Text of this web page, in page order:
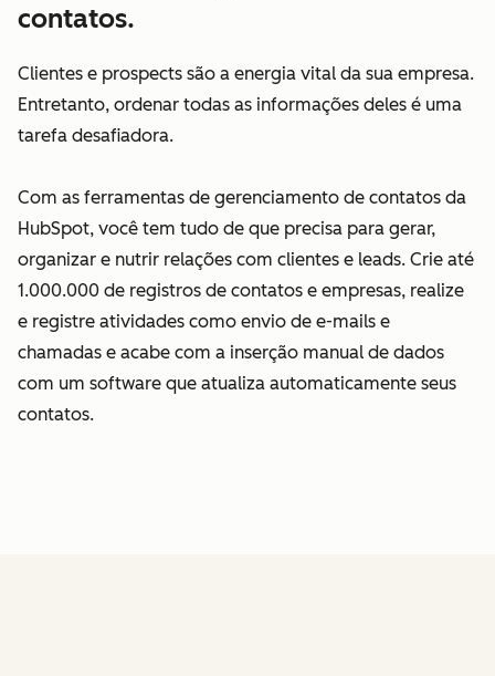
contatos.
Clientes e prospects são a energia vital da sua empresa.
Entretanto, ordenar todas as informações deles é uma
tarefa desafiadora.
Com as ferramentas de gerenciamento de contatos da
HubSpot, você tem tudo de que precisa para gerar,
organizar e nutrir relações com clientes e leads. Crie até
1.000.000 de registros de contatos e empresas, realize
e registre atividades como envio de e-mails e
chamadas e acabe com a inserção manual de dados
com um software que atualiza automaticamente seus
contatos.